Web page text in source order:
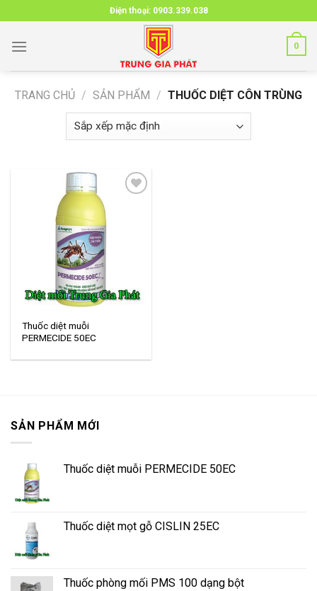
to
content
Điện thoại: 0903.339.038
0
TRANG CHỦ / SẢN PHẨM / THUỐC DIỆT CÔN TRÙNG
Thuốc diệt muỗi
PERMECIDE 50EC
SẢN PHẨM MỚI
Thuốc diệt muỗi PERMECIDE 50EC
Thuốc diệt mọt gỗ CISLIN 25EC
Thuốc phòng mối PMS 100 dạng bột